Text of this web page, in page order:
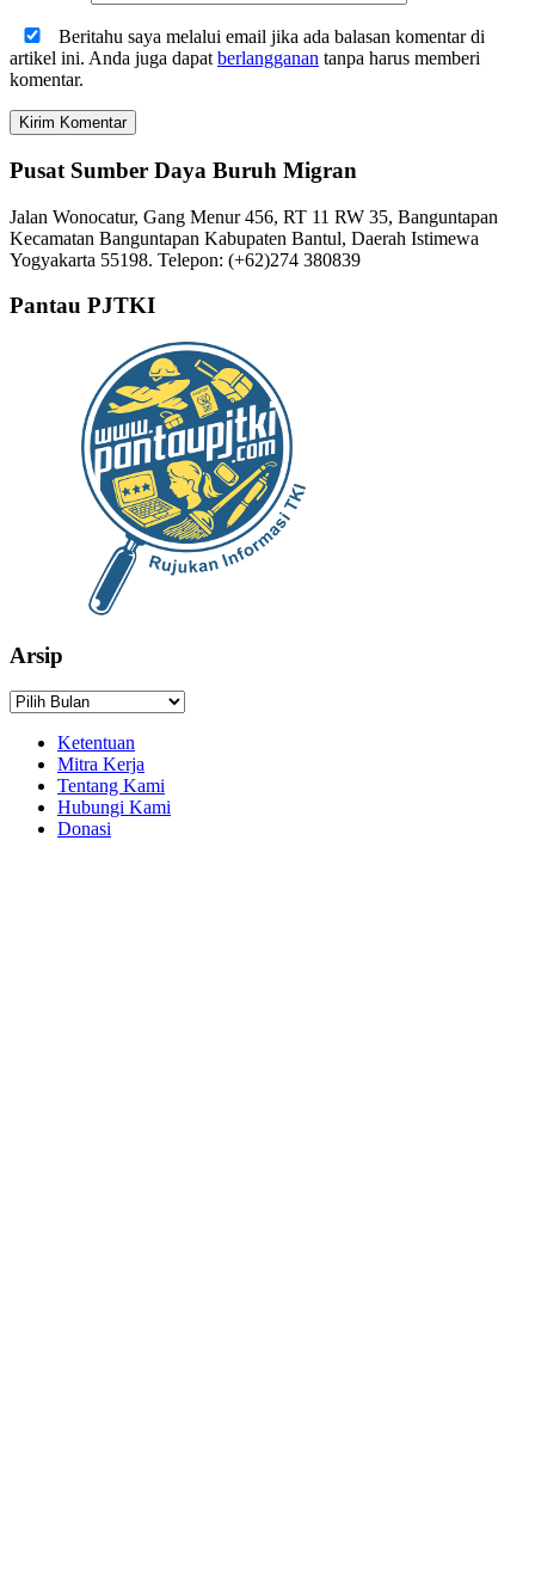
Beritahu saya melalui email jika ada balasan komentar di
artikel ini. Anda juga dapat berlangganan tanpa harus memberi
komentar.
Pusat Sumber Daya Buruh Migran
Jalan Wonocatur, Gang Menur 456, RT 11 RW 35, Banguntapan
Kecamatan Banguntapan Kabupaten Bantul, Daerah Istimewa
Yogyakarta 55198. Telepon: (+62)274 380839
Pantau PJTKI
Arsip
Arsip
Ketentuan
Mitra Kerja
Tentang Kami
Hubungi Kami
Donasi